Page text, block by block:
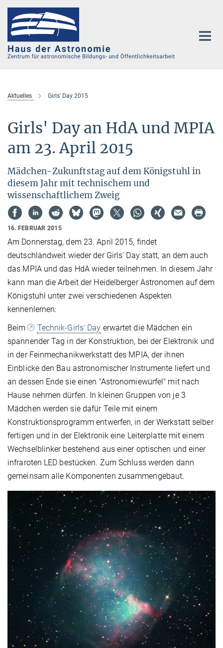
Hauptinhalt
Aktuelles Girls' Day 2015
Girls' Day an HdA und MPIA
am 23. April 2015
Mädchen-Zukunftstag auf dem Königstuhl in
diesem Jahr mit technischem und
wissenschaftlichem Zweig
16. FEBRUAR 2015
Am Donnerstag, dem 23. April 2015, findet
deutschlandweit wieder der Girls' Day statt, an dem auch
das MPIA und das HdA wieder teilnehmen. In diesem Jahr
kann man die Arbeit der Heidelberger Astronomen auf dem
Königstuhl unter zwei verschiedenen Aspekten
kennenlernen:
Beim
Technik-Girls' Day erwartet die Mädchen ein
spannender Tag in der Konstruktion, bei der Elektronik und
in der Feinmechanikwerkstatt des MPIA, der ihnen
Einblicke den Bau astronomischer Instrumente liefert und
an dessen Ende sie einen "Astronomiewürfel" mit nach
Hause nehmen dürfen. In kleinen Gruppen von je 3
Mädchen werden sie dafür Teile mit einem
Konstruktionsprogramm entwerfen, in der Werkstatt selber
fertigen und in der Elektronik eine Leiterplatte mit einem
Wechselblinker bestehend aus einer optischen und einer
infraroten LED bestücken. Zum Schluss werden dann
gemeinsam alle Komponenten zusammengebaut.